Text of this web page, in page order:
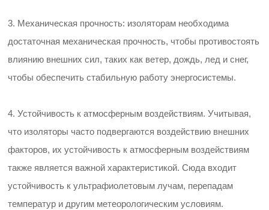
3. Механическая прочность: изоляторам необходима
достаточная механическая прочность, чтобы противостоять
влиянию внешних сил, таких как ветер, дождь, лед и снег,
чтобы обеспечить стабильную работу энергосистемы.
4. Устойчивость к атмосферным воздействиям. Учитывая,
что изоляторы часто подвергаются воздействию внешних
факторов, их устойчивость к атмосферным воздействиям
также является важной характеристикой. Сюда входит
устойчивость к ультрафиолетовым лучам, перепадам
температур и другим метеорологическим условиям.